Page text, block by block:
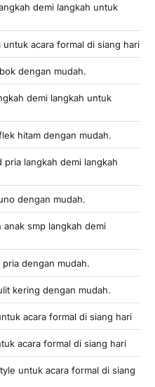
demi langkah untuk
acara formal di siang hari
dengan mudah.
demi langkah untuk
hitam dengan mudah.
langkah demi langkah
dengan mudah.
smp langkah demi
dengan mudah.
kering dengan mudah.
acara formal di siang hari
acara formal di siang hari
untuk acara formal di siang